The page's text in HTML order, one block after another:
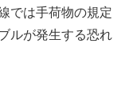
では手荷物の規定
ルが発生する恐れ